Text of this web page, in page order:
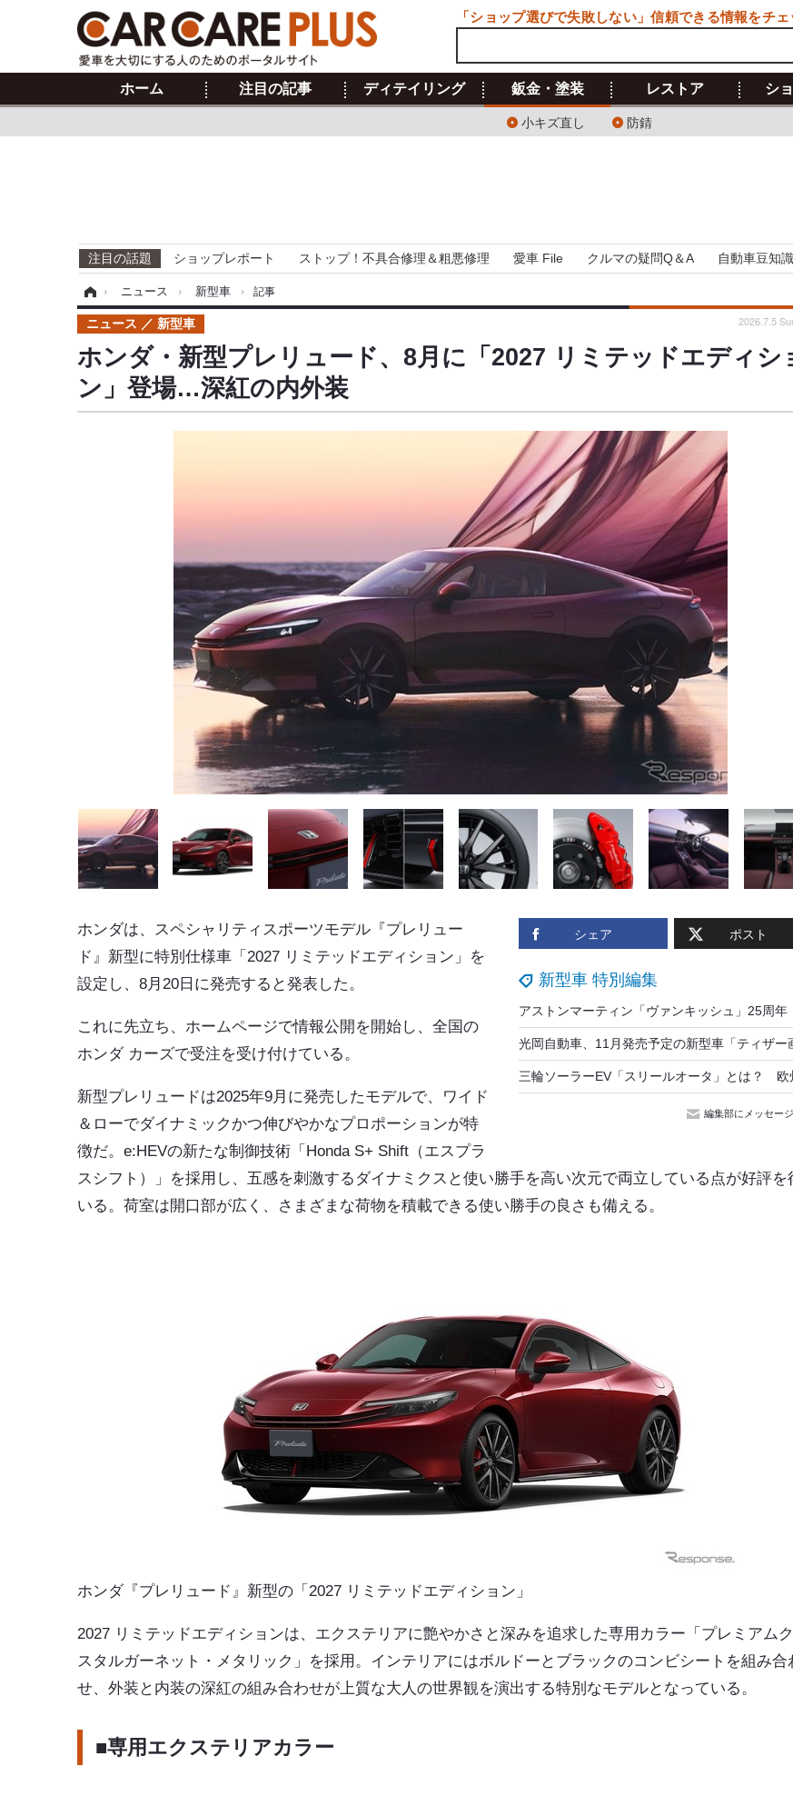
ホーム 注目の記事 ディテイリング 鈑金・塗装
小キズ直し 防錆
レストア シ
注目の話題 ショップレポート ストップ！不具合修理＆粗悪修理 愛車 File クルマの疑問Q＆A 自動車豆知識
› ニュース › 新型車 › 記事
ホンダ・新型プレリュード、8月に「2027 リミテッドエディシ
ン」登場…深紅の内外装
ニュース 新型車 2026.7.5
シェア ポスト
新型車 特別編集
編集部にメッセー
ホンダは、スペシャリティスポーツモデル『プレリュー
ド』新型に特別仕様車「2027 リミテッドエディション」を
設定し、8月20日に発売すると発表した。
これに先立ち、ホームページで情報公開を開始し、全国の
ホンダ カーズで受注を受け付けている。
新型プレリュードは2025年9月に発売したモデルで、ワイド
＆ローでダイナミックかつ伸びやかなプロポーションが特
徴だ。e:HEVの新たな制御技術「Honda S+ Shift（エスプラ
スシフト）」を採用し、五感を刺激するダイナミクスと使い勝手を高い次元で両立している点が好評を
いる。荷室は開口部が広く、さまざまな荷物を積載できる使い勝手の良さも備える。
ホンダ『プレリュード』新型の「2027 リミテッドエディション」
2027 リミテッドエディションは、エクステリアに艶やかさと深みを追求した専用カラー「プレミアム
スタルガーネット・メタリック」を採用。インテリアにはボルドーとブラックのコンビシートを組み合
せ、外装と内装の深紅の組み合わせが上質な大人の世界観を演出する特別なモデルとなっている。
■専用エクステリアカラー
「ショップ選びで失敗しない」信頼できる情報をチェ